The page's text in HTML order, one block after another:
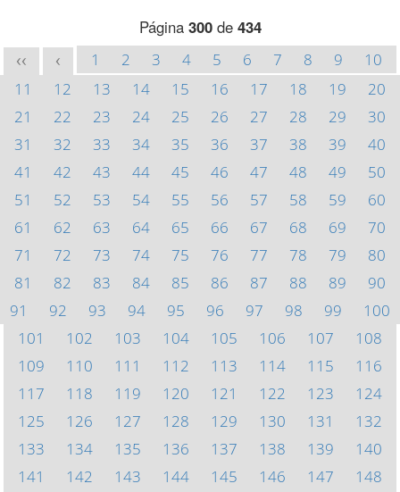
Página 300de 434
<< < 1 2 3 4 5 6 7 8 9
10
11
12 13 14 15 16 17 18 19
20
21
22 23 24 25 26 27 28 29
30
31
32 33 34 35 36 37 38 39
40
41
42 43 44 45 46 47 48 49
50
51
52 53 54 55 56 57 58 59
60
61
62 63 64 65 66 67 68 69
70
71
72 73 74 75 76 77 78 79
80
81
82 83 84 85 86 87 88 89
90
91
92 93 94 95 96 97 98 99
100
101
102 103 104 105 106 107
108
109
110 111 112 113 114 115
116
117
118 119 120 121 122 123
124
125
126 127 128 129 130 131
132
133
134 135 136 137 138 139
140
141
142 143 144 145 146 147
148